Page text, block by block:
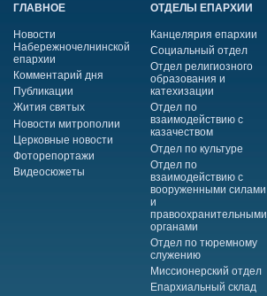
ГЛАВНОЕ
Новости
Набережночелнинской
епархии
Комментарий дня
Публикации
Жития святых
Новости митрополии
Церковные новости
Фоторепортажи
Видеосюжеты
ОТДЕЛЫ ЕПАРХИИ
Канцелярия епархии
Социальный отдел
Отдел религиозного
образования и
катехизации
Отдел по
взаимодействию с
казачеством
Отдел по культуре
Отдел по
взаимодействию с
вооруженными силами
и
правоохранительными
органами
Отдел по тюремному
служению
Миссионерский отдел
Епархиальный склад